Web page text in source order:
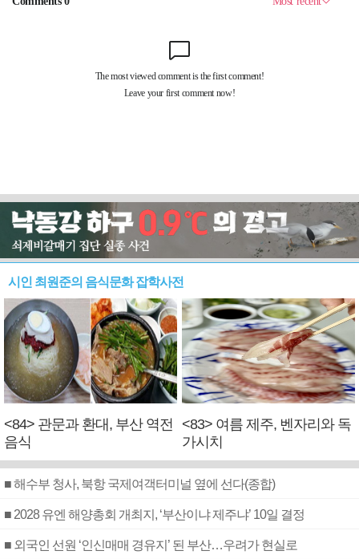
시인 최원준의 음식문화 잡학사전
<84> 관문과 환대, 부산 역전
음식
<83> 여름 제주, 벤자리와 독
가시치
■ 해수부 청사, 북항 국제여객터미널 옆에 선다(종합)
■ 2028 유엔 해양총회 개최지, ‘부산이냐 제주냐’ 10일 결정
■ 외국인 선원 ‘인신매매 경유지’ 된 부산…우려가 현실로